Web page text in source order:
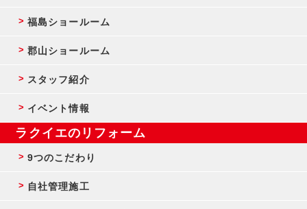
福島ショールーム
郡山ショールーム
スタッフ紹介
イベント情報
ラクイエのリフォーム
9つのこだわり
自社管理施工